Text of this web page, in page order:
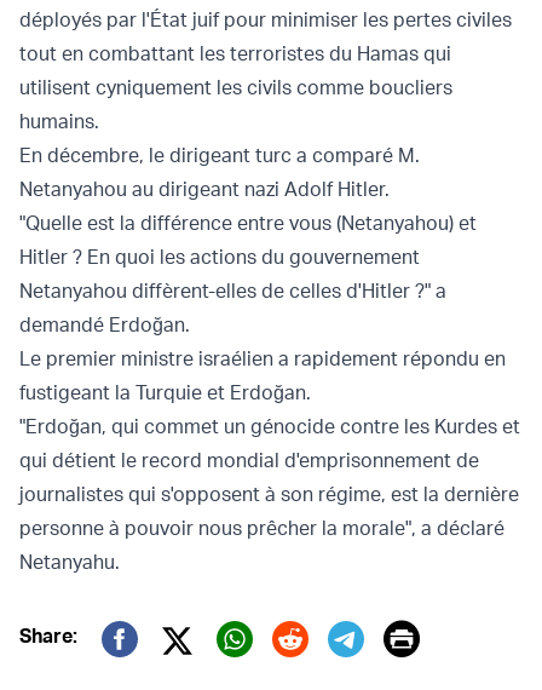
déployés par l'État juif pour minimiser les pertes civiles
tout en combattant les terroristes du Hamas qui
utilisent cyniquement les civils comme boucliers
humains.
En décembre, le dirigeant turc a comparé M.
Netanyahou au dirigeant nazi Adolf Hitler.
"Quelle est la différence entre vous (Netanyahou) et
Hitler ? En quoi les actions du gouvernement
Netanyahou diffèrent-elles de celles d'Hitler ?" a
demandé Erdoğan.
Le premier ministre israélien a rapidement répondu en
fustigeant la Turquie et Erdoğan.
"Erdoğan, qui commet un génocide contre les Kurdes et
qui détient le record mondial d'emprisonnement de
journalistes qui s'opposent à son régime, est la dernière
personne à pouvoir nous prêcher la morale", a déclaré
Netanyahu.
Share:
Twitter (X)
Print